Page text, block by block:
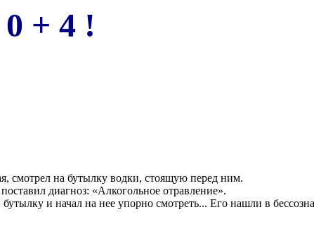
+ 4 !
смотрел на бутылку водки, стоящую перед ним.
диагноз: «Алкогольное отравление».
и начал на нее упорно смотреть... Его нашли в